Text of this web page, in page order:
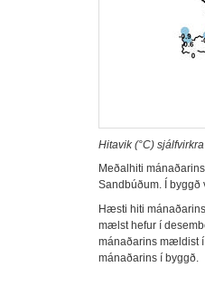
Hitavik (°C)
Meðalhiti
Sandbúðum. Í
Hæsti hiti
mælst hefur í
mánaðarins mældist í
mánaðarins í byggð.